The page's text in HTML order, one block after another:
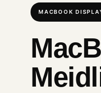
MACBOOK